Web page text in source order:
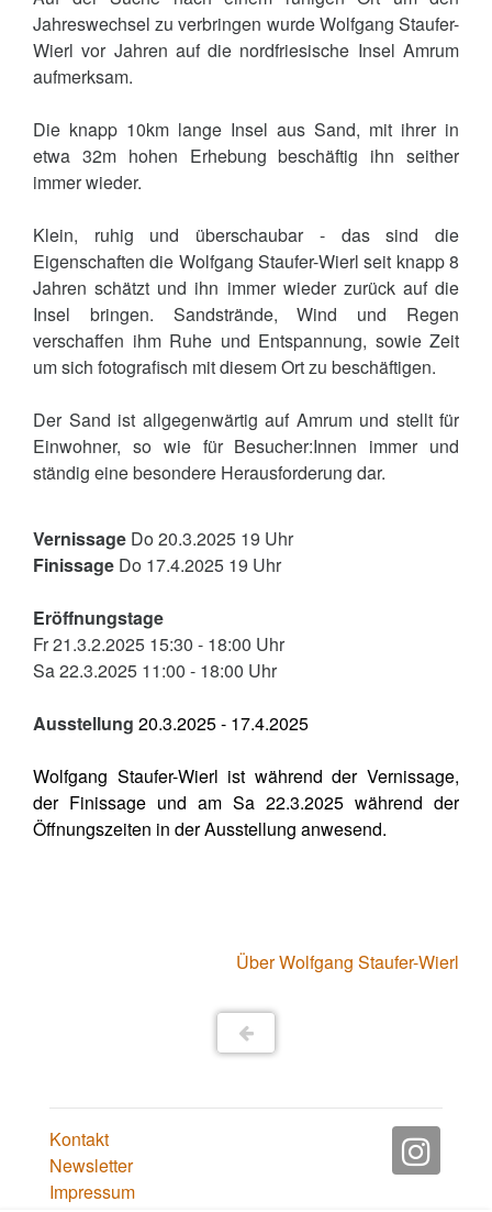
Jahreswechsel zu verbringen wurde Wolfgang Staufer-
Wierl vor Jahren auf die nordfriesische Insel Amrum
aufmerksam.
Die knapp 10km lange Insel aus Sand, mit ihrer in
etwa 32m hohen Erhebung beschäftig ihn seither
immer wieder.
Klein, ruhig und überschaubar - das sind die
Eigenschaften die Wolfgang Staufer-Wierl seit knapp 8
Jahren schätzt und ihn immer wieder zurück auf die
Insel bringen. Sandstrände, Wind und Regen
verschaffen ihm Ruhe und Entspannung, sowie Zeit
um sich fotografisch mit diesem Ort zu beschäftigen.
Der Sand ist allgegenwärtig auf Amrum und stellt für
Einwohner, so wie für Besucher:Innen immer und
ständig eine besondere Herausforderung dar.
Vernissage Do 20.3.2025 19 Uhr
Finissage Do 17.4.2025 19 Uhr
Eröffnungstage
Fr 21.3.2.2025 15:30 - 18:00 Uhr
Sa 22.3.2025 11:00 - 18:00 Uhr
Ausstellung 20.3.2025 - 17.4.2025
Wolfgang Staufer-Wierl ist während der Vernissage,
der Finissage und am Sa 22.3.2025 während der
Öffnungszeiten in der Ausstellung anwesend.
Über Wolfgang Staufer-Wierl
Kontakt
Newsletter
Impressum